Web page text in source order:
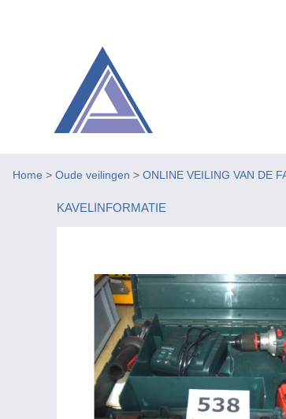
Home > Oude veilingen > ONLINE VEILING VAN DE
KAVELINFORMATIE